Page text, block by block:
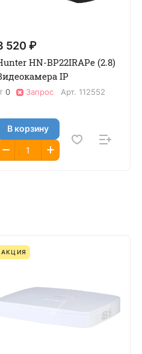
520 ₽
HN-BP22IRAPe (2.8)
IP
0 Запрос Арт. 112552
В корзину
АКЦИЯ